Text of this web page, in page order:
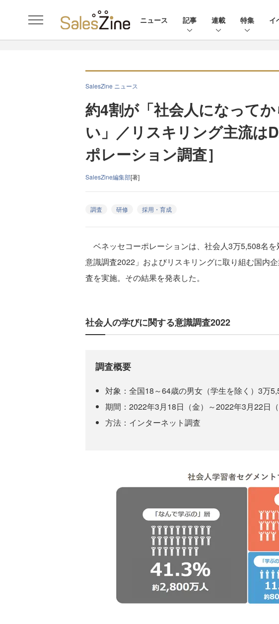
ニュース 記事 連載 特集 イ
SalesZine ニュース
約4割が「社会人になって
い」／リスキリング主流は
ポレーション調査］
SalesZine編集部[著]
調査 研修 採用・育成
ベネッセコーポレーションは、社会人3万5,508名
意識調査2022」およびリスキリングに取り組む国内
査を実施。その結果を発表した。
社会人の学びに関する意識調査2022
調査概要
対象：全国18～64歳の男女（学生を除く）3万
期間：2022年3月18日（金）～2022年3月22日（
方法：インターネット調査